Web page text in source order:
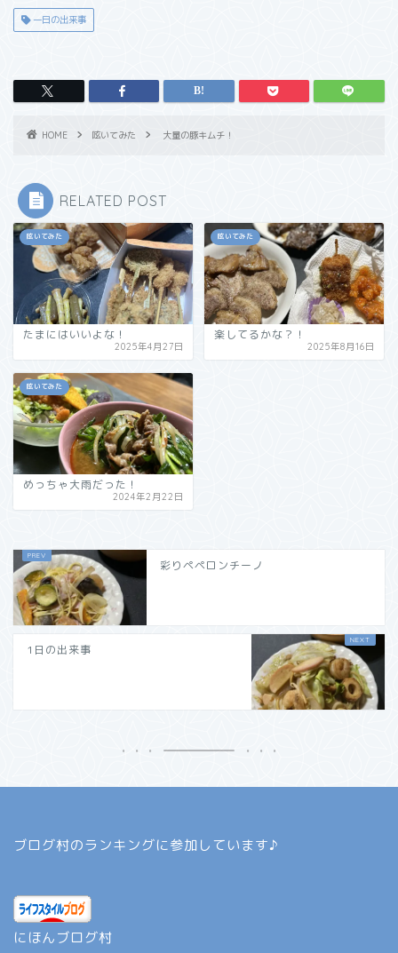
一日の出来事
HOME 呟いてみた 大量の豚キムチ！
RELATED POST
呟いてみた
たまにはいいよな！
2025年4月27日
呟いてみた
楽してるかな？！
2025年8月16日
呟いてみた
めっちゃ大雨だった！
2024年2月22日
彩りペペロンチーノ
1日の出来事
ブログ村のランキングに参加しています♪
にほんブログ村